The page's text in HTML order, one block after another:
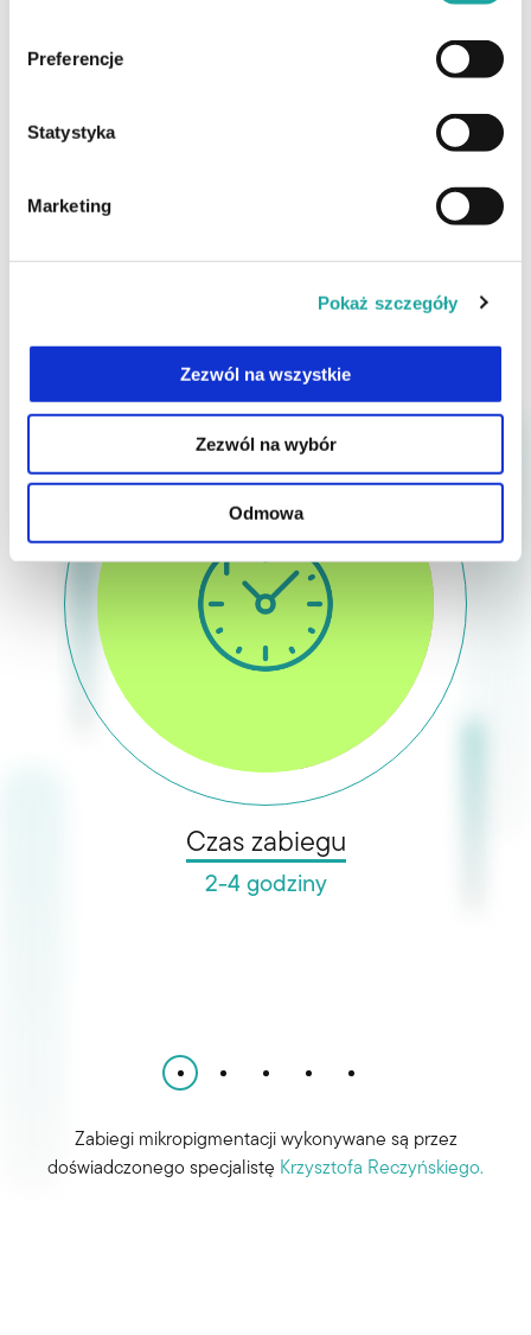
Preferencje
Statystyka
Marketing
Pokaż szczegóły
Zezwól na wszystkie
Zezwól na wybór
Odmowa
Podstawowe informacje o zabiegu
Czas zabiegu
2-4 godziny
Zabiegi mikropigmentacji wykonywane są przez
doświadczonego specjalistę Krzysztofa Reczyńskiego.